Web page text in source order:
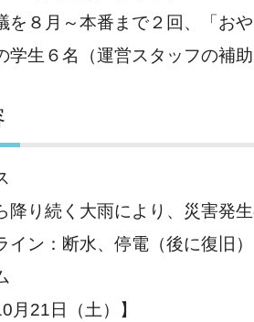
～本番まで２回、「おやこ
６名（運営スタッフの補助
く大雨により、災害発生
断水、停電（後に復旧）
日（土）】